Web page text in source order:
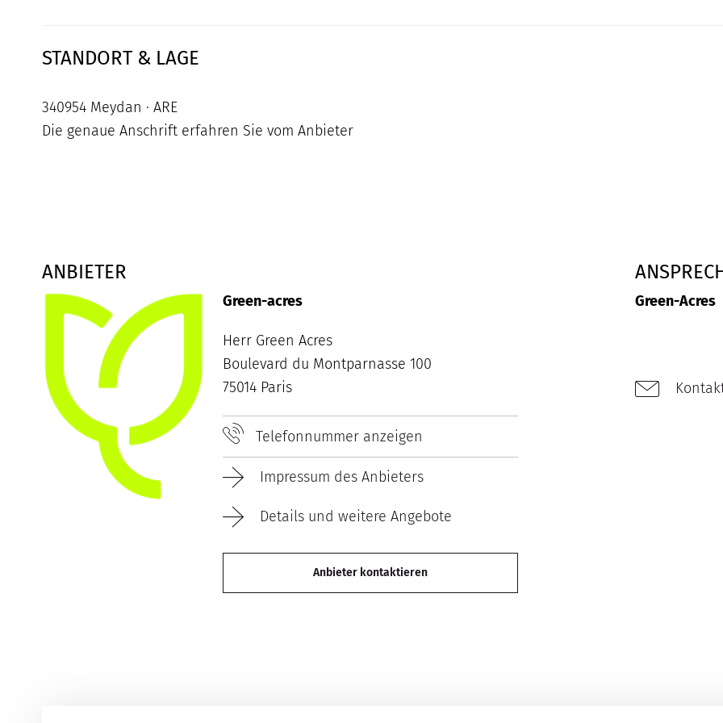
STANDORT & LAGE
340954 Meydan · ARE
Die genaue Anschrift erfahren Sie vom Anbieter
ANBIETER
Green-acres
Herr Green Acres
Boulevard du Montparnasse 100
75014 Paris
Telefonnummer anzeigen
Impressum des Anbieters
Details und weitere Angebote
Anbieter kontaktieren
Green-Acres